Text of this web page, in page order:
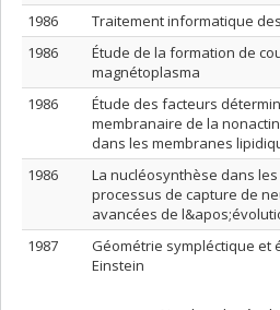
1986
Traitement informatique
1986
Étude de la formation de
magnétoplasma
1986
Étude des facteurs
membranaire de la
dans les membranes
1986
La nucléosynthèse dans
processus de capture de
avancées de
1987
Géométrie sympléctique et
Einstein